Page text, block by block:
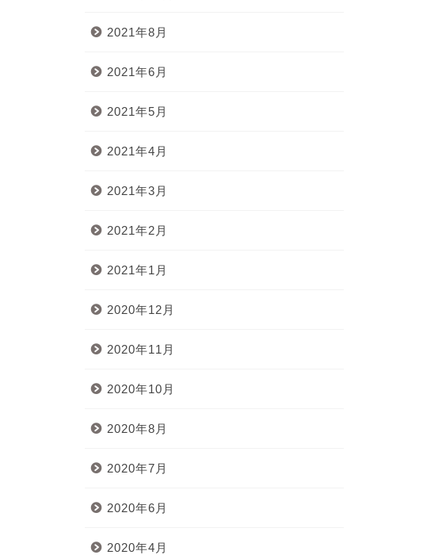
2021年8月
2021年6月
2021年5月
2021年4月
2021年3月
2021年2月
2021年1月
2020年12月
2020年11月
2020年10月
2020年8月
2020年7月
2020年6月
2020年4月